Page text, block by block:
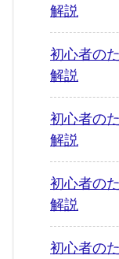
解説
初心者の
解説
初心者の
解説
初心者の
解説
初心者の